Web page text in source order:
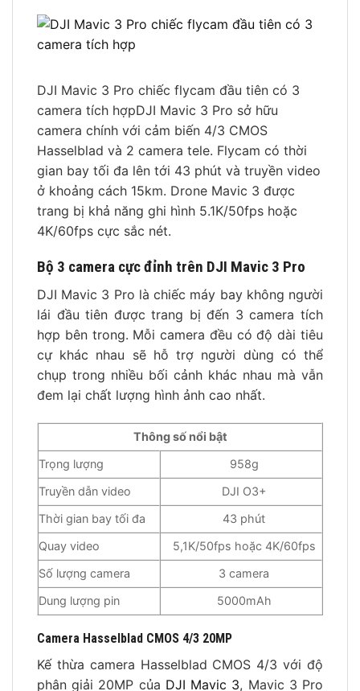
DJI Mavic 3 Pro chiếc flycam đầu tiên có 3
camera tích hợpDJI Mavic 3 Pro sở hữu
camera chính với cảm biến 4/3 CMOS
Hasselblad và 2 camera tele. Flycam có thời
gian bay tối đa lên tới 43 phút và truyền video
ở khoảng cách 15km. Drone Mavic 3 được
trang bị khả năng ghi hình 5.1K/50fps hoặc
4K/60fps cực sắc nét.
Bộ 3 camera cực đỉnh trên DJI Mavic 3 Pro
DJI Mavic 3 Pro là chiếc máy bay không người
lái đầu tiên được trang bị đến 3 camera tích
hợp bên trong. Mỗi camera đều có độ dài tiêu
cự khác nhau sẽ hỗ trợ người dùng có thể
chụp trong nhiều bối cảnh khác nhau mà vẫn
đem lại chất lượng hình ảnh cao nhất.
Thông số nổi bật
Trọng lượng
958g
Truyền dẫn video
DJI O3+
Thời gian bay tối đa
43 phút
Quay video
5,1K/50fps hoặc 4K/60fps
Số lượng camera
3 camera
Dung lượng pin
5000mAh
Camera Hasselblad CMOS 4/3 20MP
Kế thừa camera Hasselblad CMOS 4/3 với độ
phân giải 20MP của DJI Mavic 3, Mavic 3 Pro